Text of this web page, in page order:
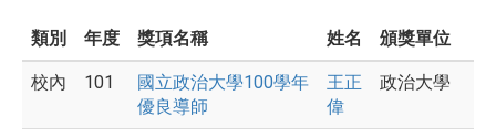
類別 年度 獎項名稱 姓名 頒獎單位
校內 101
國立政治大學100學年
優良導師
王正
偉
政治大學